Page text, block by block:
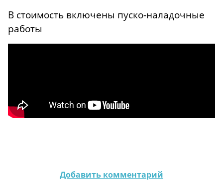
В стоимость включены пуско-наладочные
работы
Добавить комментарий